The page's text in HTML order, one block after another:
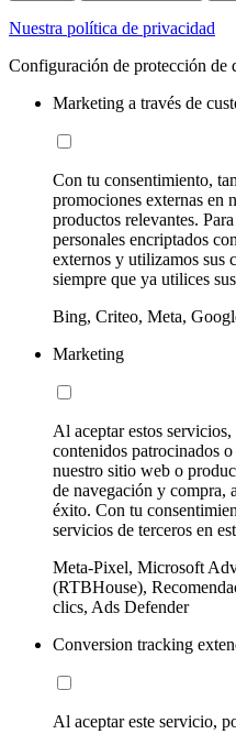
Nuestra política de privacidad
Configuración de protección de
Marketing a través de
Con tu consentimiento,
promociones externas en
productos relevantes.
personales encriptados
externos y utilizamos sus
siempre que ya utilices
Bing, Criteo, Meta,
Marketing
Al aceptar estos
contenidos patrocinados
nuestro sitio web o
de navegación y compra,
éxito. Con tu
servicios de terceros en
Meta-Pixel, Microsoft
(RTBHouse),
clics, Ads Defender
Conversion tracking
Al aceptar este servicio,